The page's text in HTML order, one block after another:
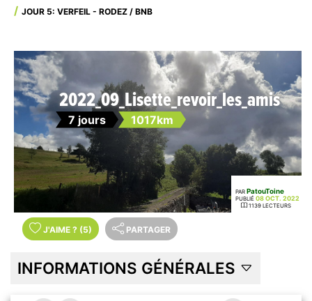
JOUR 5: VERFEIL - RODEZ / BNB
2022_09_Lisette_revoir_les_amis
7 jours 1017km
PAR PatouToine
PUBLIÉ 08 OCT. 2022
1139 LECTEURS
J'AIME ? (5) PARTAGER
INFORMATIONS GÉNÉRALES